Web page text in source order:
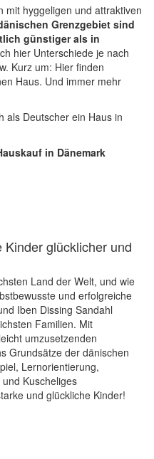
mit hyggeligen und attraktiven
Grenzgebiet sind
günstiger als in
hier Unterschiede je nach
Kurz um: Hier finden
Haus. Und immer mehr
als Deutscher ein Haus in
in Dänemark
Kinder glücklicher und
Land der Welt, und wie
und erfolgreiche
Iben Dissing Sandahl
Familien. Mit
umzusetzenden
Grundsätze der dänischen
Lernorientierung,
Kuscheliges
und glückliche Kinder!